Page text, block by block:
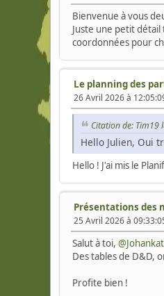
Bienvenue à vous
Juste une petit détail
coordonnées pour
Le planning des
26 Avril 2026 à
Citation de: Tim19
Hello Julien, Oui
Hello ! J'ai mis le
Présentations des
25 Avril 2026 à
Salut à toi,
Des tables de D&D,
Profite bien !